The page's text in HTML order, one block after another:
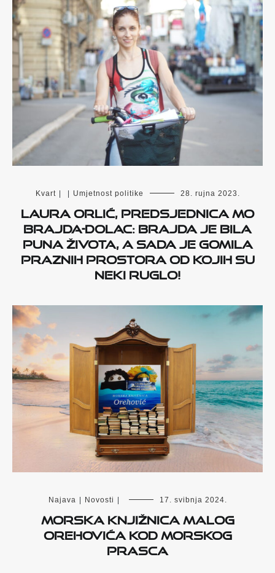
Kvart | | Umjetnost politike 28. rujna 2023.
Laura Orlić, predsjednica MO
Brajda-Dolac: Brajda je bila
puna života, a sada je gomila
praznih prostora od kojih su
neki ruglo!
Najava | Novosti | 17. svibnja 2024.
MORSKA KNJIŽNICA MALOG
OREHOVIĆA kod Morskog
Prasca